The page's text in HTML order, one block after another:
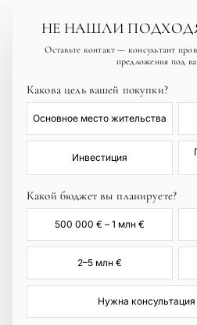
НЕ НАШЛИ
Оставьте контакт — консультант
предложения под
Какова цель вашей покупки?
Основное место жительства
Инвестиция
Какой бюджет вы планируете?
500 000 € – 1 млн €
2–5 млн €
Нужна